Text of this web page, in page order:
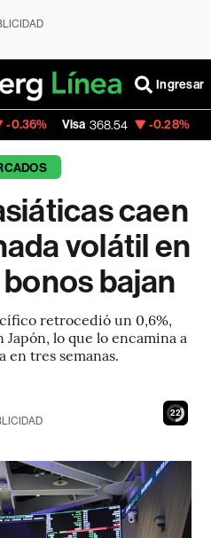
Ingresar
368.54 -0.28% MercadoLibre
caen
volátil en
bonos bajan
retrocedió un 0,6%,
lo que lo encamina a
en tres semanas.
20